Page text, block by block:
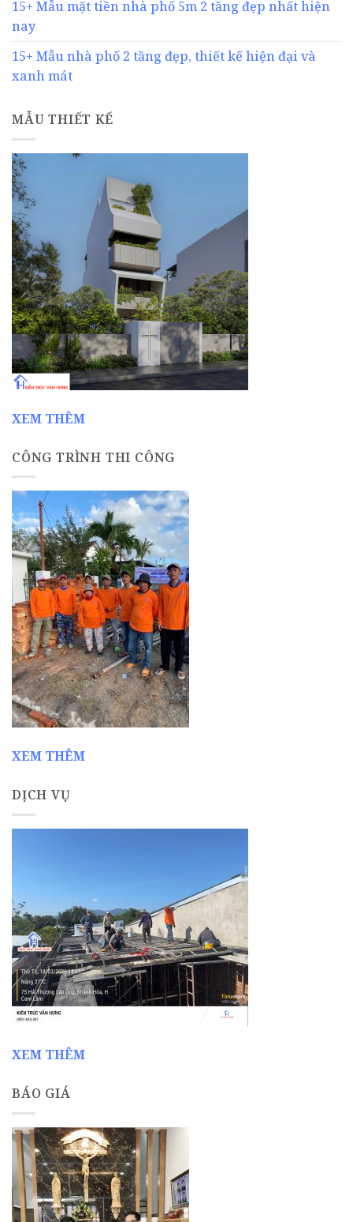
15+ Mẫu mặt tiền nhà phố 5m 2 tầng đẹp nhất hiện
nay
15+ Mẫu nhà phố 2 tầng đẹp, thiết kế hiện đại và
xanh mát
MẪU THIẾT KẾ
XEM THÊM
CÔNG TRÌNH THI CÔNG
XEM THÊM
DỊCH VỤ
XEM THÊM
BÁO GIÁ